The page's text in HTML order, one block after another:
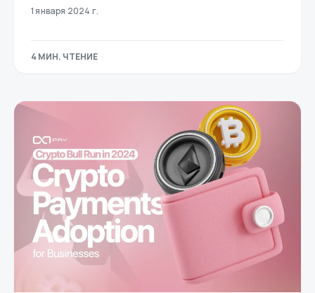
1 января 2024 г.
4 МИН. ЧТЕНИЕ